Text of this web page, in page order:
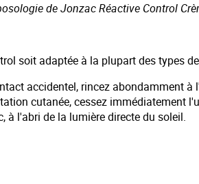
de Jonzac Réactive Control
soit adaptée à la plupart des types
accidentel, rincez abondamment à
cutanée, cessez immédiatement
à l'abri de la lumière directe du soleil.